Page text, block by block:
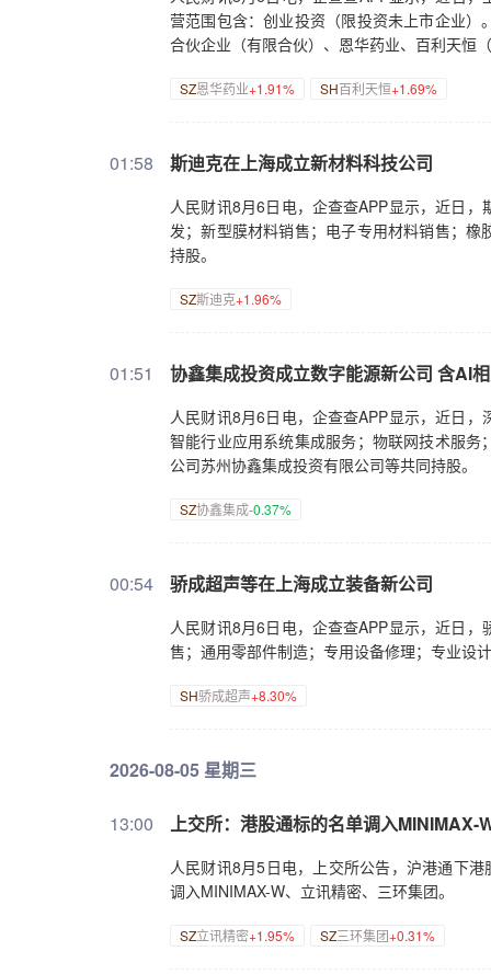
营范围包含：创业投资（限投资未上市企业
合伙企业（有限合伙）、恩华药业、百利天恒
SZ恩华药业+1.91% SH百利天恒+1.69%
01:58 斯迪克在上海成立新材料科技公司
人民财讯8月6日电，企查查APP显示，近日
发；新型膜材料销售；电子专用材料销售；
持股。
SZ斯迪克+1.96%
01:51 协鑫集成投资成立数字能源新公司 含AI
人民财讯8月6日电，企查查APP显示，近日
智能行业应用系统集成服务；物联网技术服
公司苏州协鑫集成投资有限公司等共同持股。
SZ协鑫集成-0.37%
00:54 骄成超声等在上海成立装备新公司
人民财讯8月6日电，企查查APP显示，近日
售；通用零部件制造；专用设备修理；专业设
SH骄成超声+8.30%
2026-08-05 星期三
13:00 上交所：港股通标的名单调入MINIMAX-
人民财讯8月5日电，上交所公告，沪港通下
调入MINIMAX-W、立讯精密、三环集团。
SZ立讯精密+1.95% SZ三环集团+0.31%